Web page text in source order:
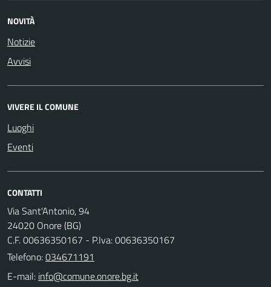
NOVITÀ
Notizie
Avvisi
VIVERE IL COMUNE
Luoghi
Eventi
CONTATTI
Via Sant'Antonio, 94
24020 Onore (BG)
C.F. 00636350167 - P.Iva: 00636350167
Telefono:034671191
E-mail: